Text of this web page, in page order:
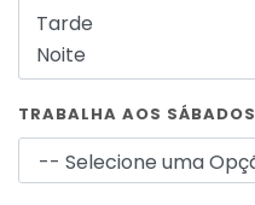
TRABALHA AOS SÁBADOS